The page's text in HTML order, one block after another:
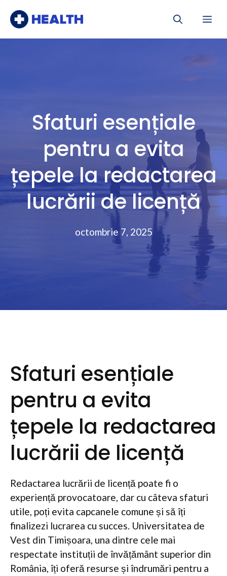
Sfaturi esențiale
pentru a evita
țepele la redactarea
lucrării de licență
octombrie 7, 2025
Sfaturi esențiale
pentru a evita
țepele la redactarea
lucrării de licență
Redactarea lucrării de licență poate fi o
experiență provocatoare, dar cu câteva sfaturi
utile, poți evita capcanele comune și să îți
finalizezi lucrarea cu succes. Universitatea de
Vest din Timișoara, una dintre cele mai
respectate instituții de învățământ superior din
România, îți oferă resurse și îndrumări pentru a